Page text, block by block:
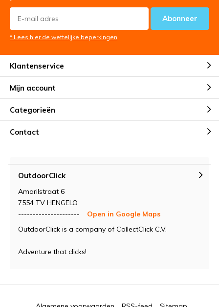
Abonneer
* Lees hier de wettelijke beperkingen
Klantenservice
Mijn account
Categorieën
Contact
OutdoorClick
Amarilstraat 6
7554 TV HENGELO
---------------------
Open in Google Maps
OutdoorClick is a company of CollectClick C.V.
Adventure that clicks!